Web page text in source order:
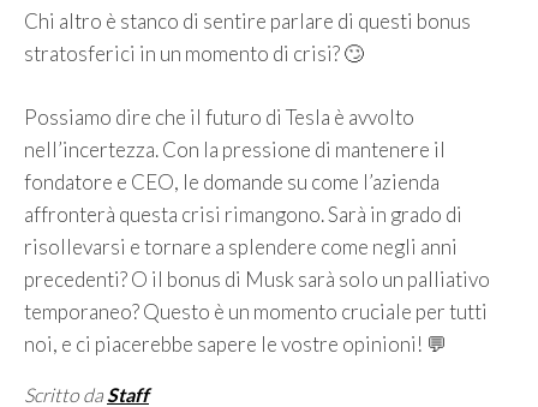
Chi altro è stanco di sentire parlare di questi bonus
stratosferici in un momento di crisi? 🙄
Possiamo dire che il futuro di Tesla è avvolto
nell’incertezza. Con la pressione di mantenere il
fondatore e CEO, le domande su come l’azienda
affronterà questa crisi rimangono. Sarà in grado di
risollevarsi e tornare a splendere come negli anni
precedenti? O il bonus di Musk sarà solo un palliativo
temporaneo? Questo è un momento cruciale per tutti
noi, e ci piacerebbe sapere le vostre opinioni! 💬
Scritto da Staff